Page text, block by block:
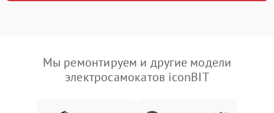
Мы ремонтируем и другие модели
электросамокатов iconBIT